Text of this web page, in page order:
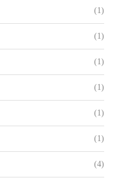
(1)
(1)
(1)
(1)
(1)
(1)
(4)